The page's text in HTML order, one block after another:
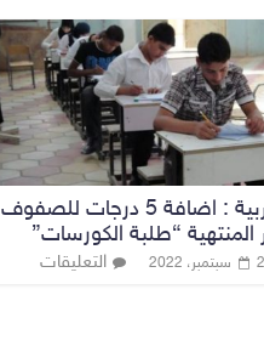
التربية : اضافة 5 درجات للصفوف
المنتهية “طلبة الكورسات”
2022 التعليقات